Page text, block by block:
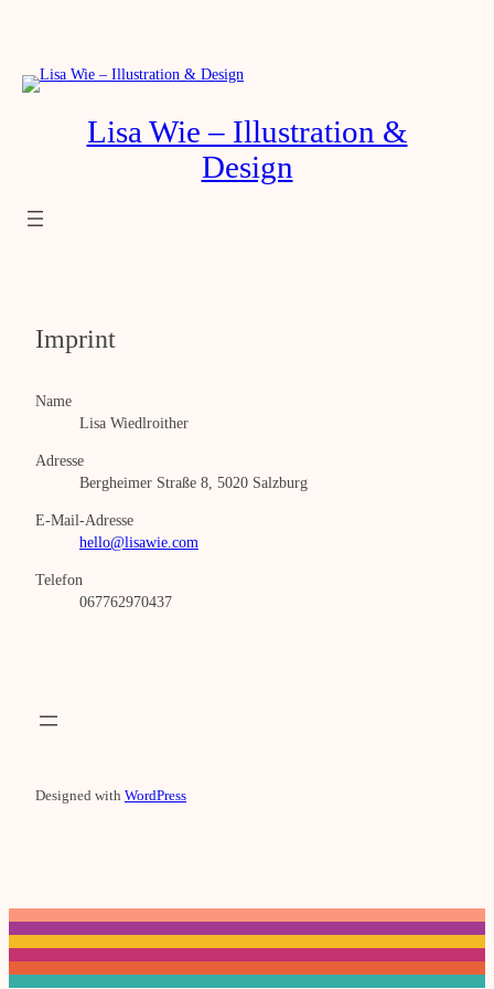
Lisa Wie – Illustration &
Design
Imprint
Name
Lisa Wiedlroither
Adresse
Bergheimer Straße 8, 5020 Salzburg
E-Mail-Adresse
hello@lisawie.com
Telefon
067762970437
Designed with WordPress